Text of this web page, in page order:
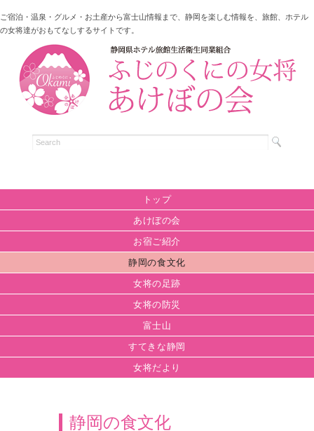
ご宿泊・温泉・グルメ・お土産から富士山情報まで、静岡を楽しむ情報を、旅館、ホテル
の女将達がおもてなしするサイトです。
トップ
あけぼの会
お宿ご紹介
静岡の食文化
女将の足跡
女将の防災
富士山
すてきな静岡
女将だより
静岡の食文化